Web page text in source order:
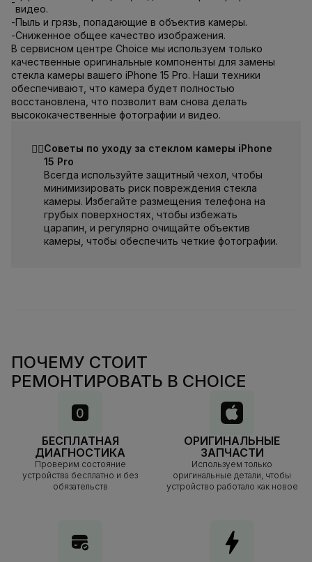
видео.
-Пыль и грязь, попадающие в объектив камеры.
-Сниженное общее качество изображения.
В сервисном центре Choice мы используем только
качественные оригинальные компоненты для замены
стекла камеры вашего iPhone 15 Pro. Наши техники
обеспечивают, что камера будет полностью
восстановлена, что позволит вам снова делать
высококачественные фотографии и видео.
☝🏻Советы по уходу за стеклом камеры iPhone
15 Pro
Всегда используйте защитный чехол, чтобы
минимизировать риск повреждения стекла
камеры. Избегайте размещения телефона на
грубых поверхностях, чтобы избежать
царапин, и регулярно очищайте объектив
камеры, чтобы обеспечить четкие фотографии.
ПОЧЕМУ СТОИТ
РЕМОНТИРОВАТЬ В CHOICE
БЕСПЛАТНАЯ
ДИАГНОСТИКА
Проверим состояние
устройства бесплатно и без
обязательств
ОРИГИНАЛЬНЫЕ
ЗАПЧАСТИ
Используем только
оригинальные детали, чтобы
устройство работало как новое